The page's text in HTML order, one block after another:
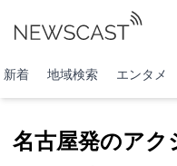
新着 地域検索 エンタメ
名古屋発のア